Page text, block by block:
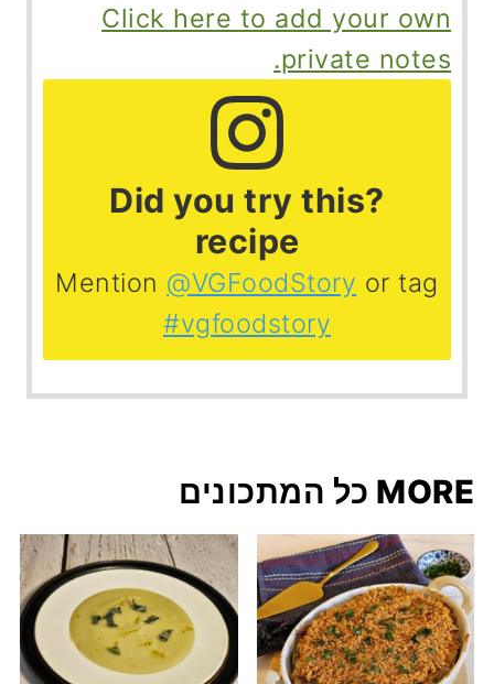
Click here to add your own
private notes.
?Did you try this
recipe
Mention @VGFoodStory or tag
#vgfoodstory
MORE כל המתכונים